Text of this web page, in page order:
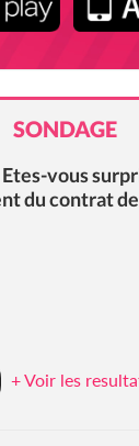
SONDAGE
vous
du contrat de
+ Voir les